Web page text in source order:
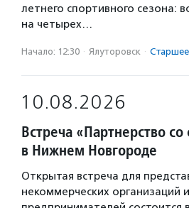
летнего спортивного сезона:
на четырех…
Начало: 12:30 · Ялуторовск ·
10.08.2026
Встреча «Партнерство
в Нижнем Новгороде
Открытая встреча для
некоммерческих организаций